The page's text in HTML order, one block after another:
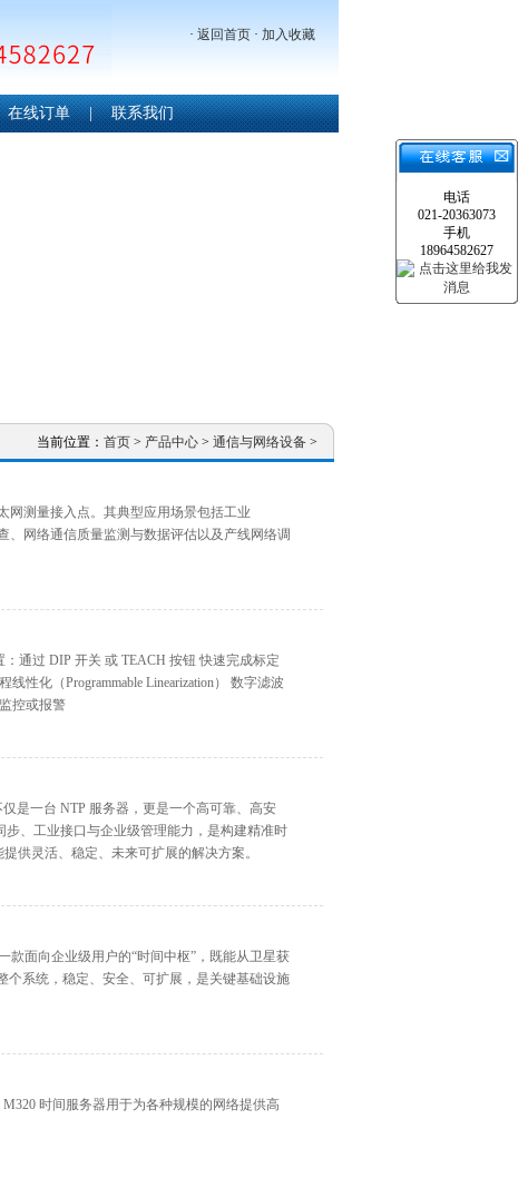
· 返回首页 · 加入收藏
在线订单 | 联系我们
当前位置： 首页 > 产品中心 > 通信与网络设备 >
网测量接入点。其典型应用场景包括工业
、网络通信质量监测与数据评估以及产线网络调
通过 DIP 开关 或 TEACH 按钮 快速完成标定
性化（Programmable Linearization） 数字滤波
控或报警
是一台 NTP 服务器，更是一个高可靠、高安
、工业接口与企业级管理能力，是构建精准时
供灵活、稳定、未来可扩展的解决方案。
款面向企业级用户的“时间中枢”，既能从卫星获
系统，稳定、安全、可扩展，是关键基础设施
时间服务器用于为各种规模的网络提供高
电话
021-20363073
手机
18964582627